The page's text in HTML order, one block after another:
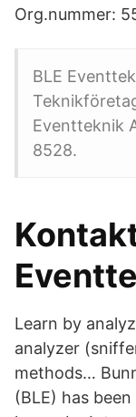
Org.nummer:
BLE
Eventteknik
8528.
Learn by
analyzer
methods…
(BLE) has